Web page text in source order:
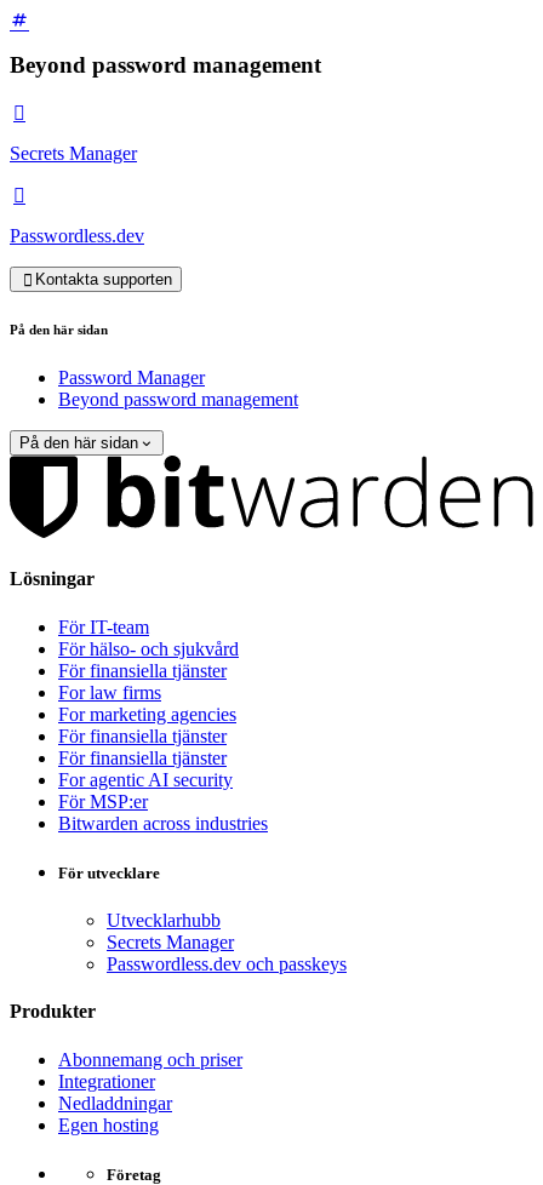
Beyond password management

Secrets Manager

Passwordless.dev
 Kontakta supporten
På den här sidan
Password Manager
Beyond password management
På den här sidan
Lösningar
För IT-team
För hälso- och sjukvård
För finansiella tjänster
For law firms
For marketing agencies
För finansiella tjänster
För finansiella tjänster
For agentic AI security
För MSP:er
Bitwarden across industries
För utvecklare
Utvecklarhubb
Secrets Manager
Passwordless.dev och passkeys
Produkter
Abonnemang och priser
Integrationer
Nedladdningar
Egen hosting
Företag